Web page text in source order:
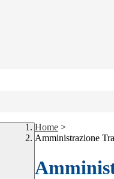
Home >
Amministrazione